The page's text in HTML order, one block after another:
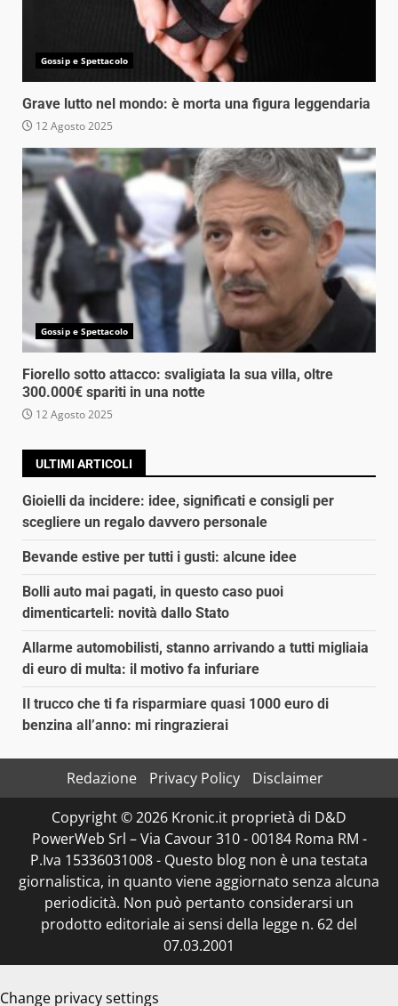
Gossip e Spettacolo
Grave lutto nel mondo: è morta una figura leggendaria
12 Agosto 2025
Gossip e Spettacolo
Fiorello sotto attacco: svaligiata la sua villa, oltre
300.000€ spariti in una notte
12 Agosto 2025
ULTIMI ARTICOLI
Gioielli da incidere: idee, significati e consigli per
scegliere un regalo davvero personale
Bevande estive per tutti i gusti: alcune idee
Bolli auto mai pagati, in questo caso puoi
dimenticarteli: novità dallo Stato
Allarme automobilisti, stanno arrivando a tutti migliaia
di euro di multa: il motivo fa infuriare
Il trucco che ti fa risparmiare quasi 1000 euro di
benzina all’anno: mi ringrazierai
Redazione Privacy Policy
Disclaimer
Copyright © 2026 Kronic.it proprietà di D&D
PowerWeb Srl – Via Cavour 310 - 00184 Roma RM -
P.Iva 15336031008 - Questo blog non è una testata
giornalistica, in quanto viene aggiornato senza alcuna
periodicità. Non può pertanto considerarsi un
prodotto editoriale ai sensi della legge n. 62 del
07.03.2001
Change privacy settings